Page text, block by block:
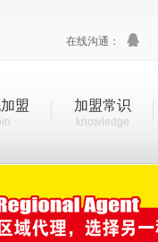
在线沟通： 
盟 加盟常识
knowledge